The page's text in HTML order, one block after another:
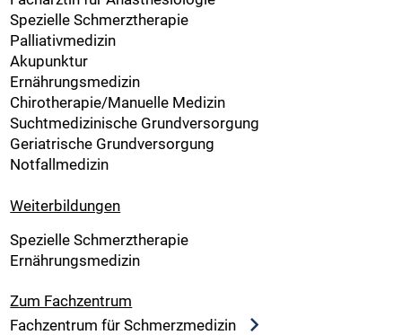
Spezielle Schmerztherapie
Palliativmedizin
Akupunktur
Ernährungsmedizin
Chirotherapie/Manuelle Medizin
Suchtmedizinische Grundversorgung
Geriatrische Grundversorgung
Notfallmedizin
Weiterbildungen
Spezielle Schmerztherapie
Ernährungsmedizin
Zum Fachzentrum
Fachzentrum für Schmerzmedizin